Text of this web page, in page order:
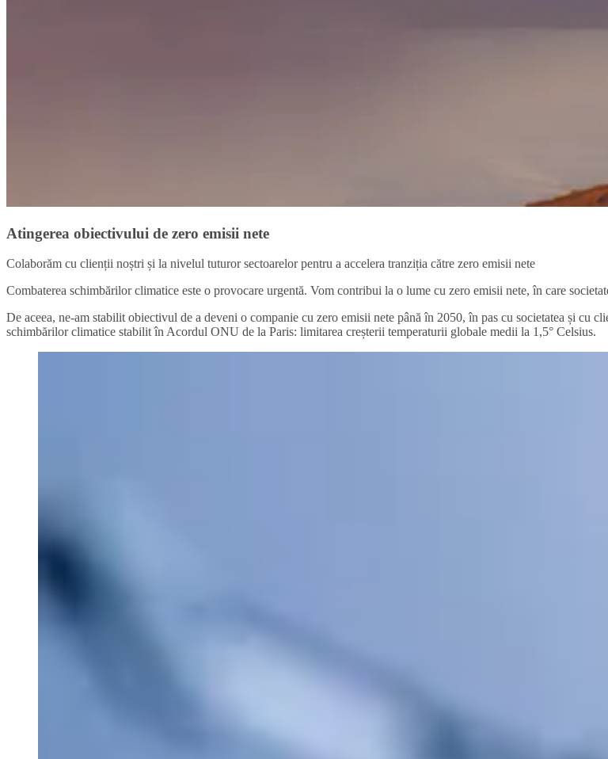
Atingerea obiectivului de zero emisii nete
Colaborăm cu clienții noștri și la nivelul tuturor sectoarelor pentru a accelera tranziția către zero emisii nete
Combaterea schimbărilor climatice este o provocare urgentă. Vom contribui la o lume cu zero emisii nete, în care
De aceea, ne-am stabilit obiectivul de a deveni o companie cu zero emisii nete până în 2050, în pas cu societatea și
schimbărilor climatice stabilit în Acordul ONU de la Paris: limitarea creșterii temperaturii globale medii la 1,5° Celsius.